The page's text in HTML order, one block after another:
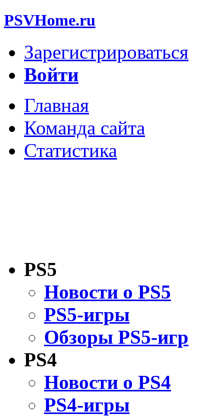
PSVHome.ru
Зарегистрироваться
Войти
Главная
Команда сайта
Статистика
PS5
Новости о PS5
PS5-игры
Обзоры PS5-игр
PS4
Новости о PS4
PS4-игры